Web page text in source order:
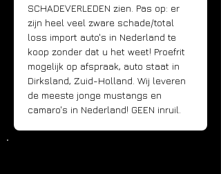
SCHADEVERLEDEN zien. Pas op: er
zijn heel veel zware schade/total
loss import auto's in Nederland te
koop zonder dat u het weet! Proefrit
mogelijk op afspraak, auto staat in
Dirksland, Zuid-Holland. Wij leveren
de meeste jonge mustangs en
camaro's in Nederland! GEEN inruil.